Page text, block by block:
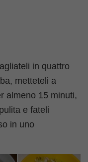
in quattro
metteteli a
almeno 15 minuti,
e fateli
in uno